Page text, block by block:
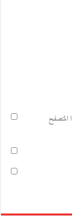
المتصفح